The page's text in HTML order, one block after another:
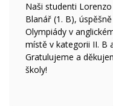
Naši studenti
Blanář (1. B),
Olympiády v
místě v kategorii II. B
Gratulujeme a
školy!